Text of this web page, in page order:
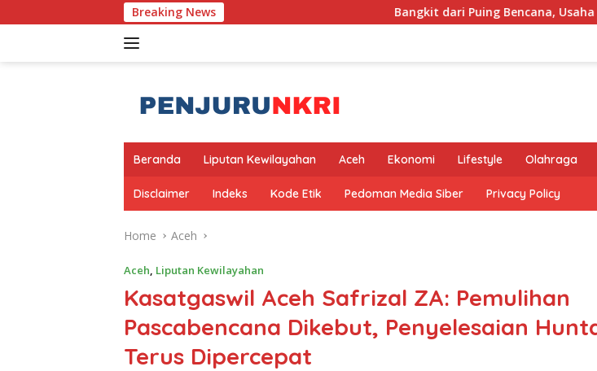
to
Breaking News Bangkit dari Puing Bencana, Usaha Mikro Mayasari
Beranda Liputan Kewilayahan Aceh Ekonomi Lifestyle Olahraga
Disclaimer Indeks Kode Etik Pedoman Media Siber Privacy Policy
Home Aceh
Aceh, Liputan Kewilayahan
Kasatgaswil Aceh Safrizal ZA: Pemulihan
Pascabencana Dikebut, Penyelesaian
Terus Dipercepat